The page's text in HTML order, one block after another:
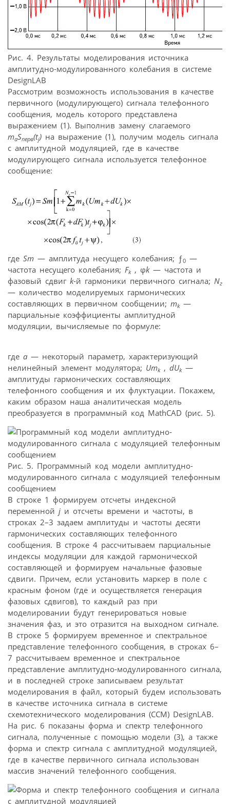
Рис. 4. Результаты моделирования источника
амплитудно-модулированного колебания в системе
DesignLAB
Рассмотрим возможность использования в качестве
первичного (модулирующего) сигнала телефонного
сообщения, модель которого представлена
выражением (1). Выполнив замену слагаемого
maSперв(tj) на выражение (1), получим модель сигнала
с амплитудной модуляцией, где в качестве
модулирующего сигнала используется телефонное
сообщение:
где Sm — амплитуда несущего колебания; ƒ0 —
частота несущего колебания; Fk, φk— частота и
фазовый сдвиг k-й гармоники первичного сигнала; Nг
— количество моделируемых гармонических
составляющих в первичном сообщении; mk—
парциальные коэффициенты амплитудной
модуляции, вычисляемые по формуле:
где а — некоторый параметр, характеризующий
нелинейный элемент модулятора; Umk, dUk—
амплитуды гармонических составляющих
телефонного сообщения и их флуктуации. Покажем,
каким образом наша аналитическая модель
преобразуется в программный код MathCAD (рис. 5).
Рис. 5. Программный код модели амплитудно-
модулированного сигнала с модуляцией телефонным
сообщением
В строке 1 формируем отсчеты индексной
переменной j и отсчеты времени и частоты, в
строках 2–3 задаем амплитуды и частоты десяти
гармонических составляющих телефонного
сообщения. В строке 4 рассчитываем парциальные
индексы модуляции для каждой гармонической
составляющей и формируем начальные фазовые
сдвиги. Причем, если установить маркер в поле с
красным фоном (где и осуществляется генерация
фазовых сдвигов), то каждый раз при
моделировании будут генерироваться новые
значения фаз, и это отразится на выходном сигнале.
В строке 5 формируем временное и спектральное
представление телефонного сообщения, в строках 6–
7 рассчитываем временное и спектральное
представление амплитудно-модулированного сигнала,
и в последней строке записываем результат
моделирования в файл, который будем использовать
в качестве источника сигнала в системе
схемотехнического моделирования (CCМ) DesignLAB.
На рис. 6 показаны форма и спектр телефонного
сигнала, полученные с помощью модели (3), а также
форма и спектр сигнала с амплитудной модуляцией,
где в качестве первичного сигнала использован
массив значений телефонного сообщения.